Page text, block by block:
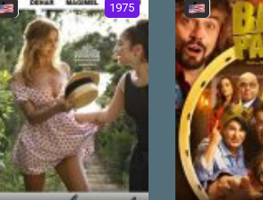
1975